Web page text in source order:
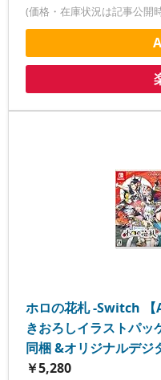
(価格・在庫状況は記事公開
ホロの花札 -Switch
きおろしイラストパッ
同梱 &オリジナルデジ
￥5,280